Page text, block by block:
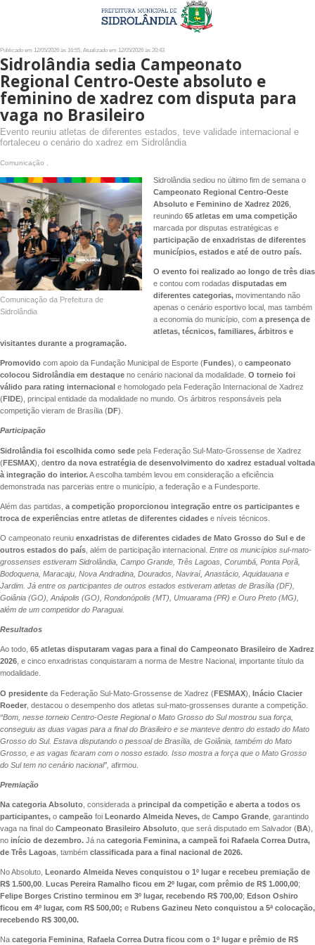
Publicado em 12/05/2026 às 16:55, Atualizado em 12/05/2026 às 20:43
Sidrolândia sedia Campeonato
Regional Centro-Oeste absoluto e
feminino de xadrez com disputa para
vaga no Brasileiro
Evento reuniu atletas de diferentes estados, teve validade internacional e
fortaleceu o cenário do xadrez em Sidrolândia
Comunicação ,
Comunicação da Prefeitura de
Sidrolândia
Sidrolândia sediou no último fim de semana o
Campeonato Regional Centro-Oeste
Absoluto e Feminino de Xadrez 2026,
reunindo 65 atletas em uma competição
marcada por disputas estratégicas e
participação de enxadristas de diferentes
municípios, estados e até de outro país.
O evento foi realizado ao longo de três dias
e contou com rodadas disputadas em
diferentes categorias,movimentando não
apenas o cenário esportivo local, mas também
a economia do município, coma presença de
atletas, técnicos, familiares, árbitros e
visitantes durante a programação.
Promovido com apoio da Fundação Municipal de Esporte (Fundes), o campeonato
colocou Sidrolândia em destaque no cenário nacional da modalidade. O torneio foi
válido para rating internacional e homologado pela Federação Internacional de Xadrez
(FIDE), principal entidade da modalidade no mundo. Os árbitros responsáveis pela
competição vieram de Brasília (DF).
Participação
Sidrolândia foi escolhida como sede pela Federação Sul-Mato-Grossense de Xadrez
(FESMAX), dentro da nova estratégia de desenvolvimento do xadrez estadual voltada
à integração do interior.A escolha também levou em consideração a eficiência
demonstrada nas parcerias entre o município, a federação e a Fundesporte.
Além das partidas, a competição proporcionou integração entre os participantes e
troca de experiências entre atletas de diferentes cidades e níveis técnicos.
O campeonato reuniu enxadristas de diferentes cidades de Mato Grosso do Sul e de
outros estados do país , além de participação internacional. Entre os municípios sul-mato-
grossenses estiveram Sidrolândia, Campo Grande, Três Lagoas, Corumbá, Ponta Porã,
Bodoquena, Maracaju, Nova Andradina, Dourados, Naviraí, Anastácio, Aquidauana e
Jardim. Já entre os participantes de outros estados estiveram atletas de Brasília (DF),
Goiânia (GO), Anápolis (GO), Rondonópolis (MT), Umuarama (PR) e Ouro Preto (MG),
além de um competidor do Paraguai.
Resultados
Ao todo, 65 atletas disputaram vagas para a final do Campeonato Brasileiro de Xadrez
2026 , e cinco enxadristas conquistaram a norma de Mestre Nacional, importante título da
modalidade.
O presidente da Federação Sul-Mato-Grossense de Xadrez (FESMAX), Inácio Clacier
Roeder , destacou o desempenho dos atletas sul-mato-grossenses durante a competição.
“Bom, nesse torneio Centro-Oeste Regional o Mato Grosso do Sul mostrou sua força,
conseguiu as duas vagas para a final do Brasileiro e se manteve dentro do estado do Mato
Grosso do Sul. Estava disputando o pessoal de Brasília, de Goiânia, também do Mato
Grosso, e as vagas ficaram com o nosso estado. Isso mostra a força que o Mato Grosso
do Sul tem no cenário nacional”, afirmou.
Premiação
Na categoria Absoluto , considerada a principal da competição e aberta a todos os
participantes, o campeão foi Leonardo Almeida Neves, de Campo Grande , garantindo
vaga na final do Campeonato Brasileiro Absoluto , que será disputado em Salvador (BA),
no início de dezembro. Já na categoria Feminina, a campeã foi Rafaela Correa Dutra,
de Três Lagoas , também classificada para a final nacional de 2026.
No Absoluto, Leonardo Almeida Neves conquistou o 1º lugar e recebeu premiação de
R$ 1.500,00 Lucas Pereira Ramalho ficou em 2º lugar, com prêmio de R$ 1.000,00;
Felipe Borges Cristino terminou em 3º lugar, recebendo R$ 700,00; Edson Oshiro
ficou em 4º lugar, com R$ 500,00; e Rubens Gazineu Neto conquistou a 5ª colocação,
recebendo R$ 300,00.
Na categoria Feminina Rafaela Correa Dutra ficou com o 1º lugar e prêmio de R$